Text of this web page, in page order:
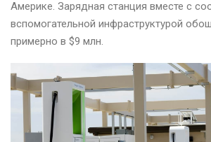
Америке. Зарядная станция вместе с
вспомогательной инфраструктурой
примерно в $9 млн.